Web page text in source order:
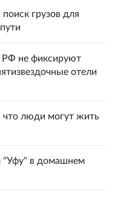
грузов для
не фиксируют
отели
люди могут жить
"Уфу" в домашнем